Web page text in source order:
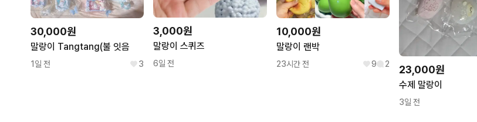
30,000원
말랑이 Tangtang(불 잇음
1일 전 3
3,000원
말랑이 스퀴즈
6일 전
10,000원
말랑이 랜박
23시간 전 9 2 23,000원
수제 말랑이
3일 전